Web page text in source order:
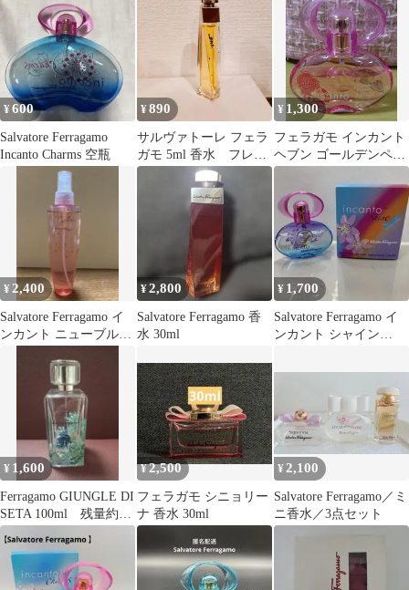
150ml
レ ②
¥600
Salvatore Ferragamo
Incanto Charms 空瓶
¥890
サルヴァトーレ フェラ
ガモ 5ml 香水 フレグ
ランス ミニボトル
¥ 1,300
フェラガモ インカント
ヘブン ゴールデンペタ
ルエディション 30ml
¥ 2,400
Salvatore Ferragamo イ
ンカント ニューブルー
¥2,800
Salvatore Ferragamo 香
水 30ml
¥ 1,700
Salvatore Ferragamo イ
ンカント シャイン
¥ 1,600
Ferragamo GIUNGLE DI
SETA 100ml 残量約
25%
¥2,500
フェラガモ シニョリー
ナ 香水 30ml
¥ 2,100
Salvatore Ferragamo／ミ
ニ香水／3点セット